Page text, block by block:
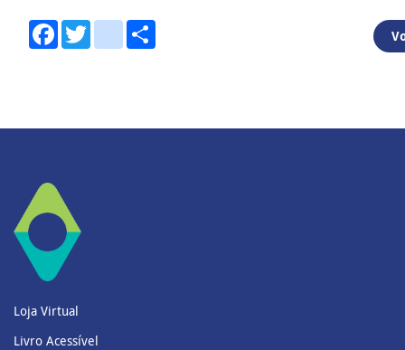
FacebookTwitteryoutube
Loja Virtual
Livro Acessível